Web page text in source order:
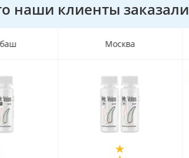
наши клиенты заказали
Москва